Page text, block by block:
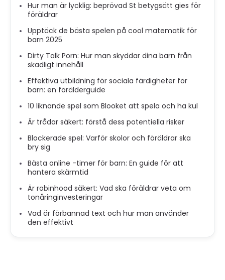
Hur man är lycklig: beprövad St betygsätt gies för
föräldrar
Upptäck de bästa spelen på cool matematik för
barn 2025
Dirty Talk Porn: Hur man skyddar dina barn från
skadligt innehåll
Effektiva utbildning för sociala färdigheter för
barn: en förälderguide
10 liknande spel som Blooket att spela och ha kul
Är trådar säkert: förstå dess potentiella risker
Blockerade spel: Varför skolor och föräldrar ska
bry sig
Bästa online -timer för barn: En guide för att
hantera skärmtid
Är robinhood säkert: Vad ska föräldrar veta om
tonåringinvesteringar
Vad är förbannad text och hur man använder
den effektivt